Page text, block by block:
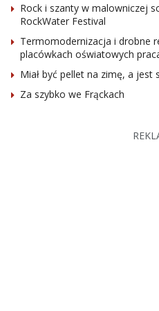
Rock i szanty w malowniczej
RockWater Festival
Termomodernizacja i drobne
placówkach oświatowych
Miał być pellet na zimę, a jest
Za szybko we Frąckach